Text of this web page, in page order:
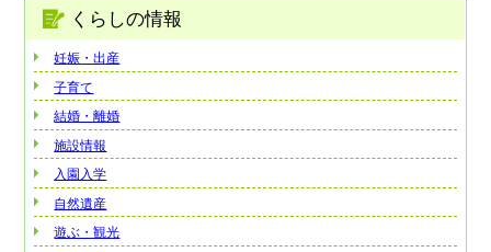
くらしの情報
妊娠・出産
子育て
結婚・離婚
施設情報
入園入学
自然遺産
遊ぶ・観光